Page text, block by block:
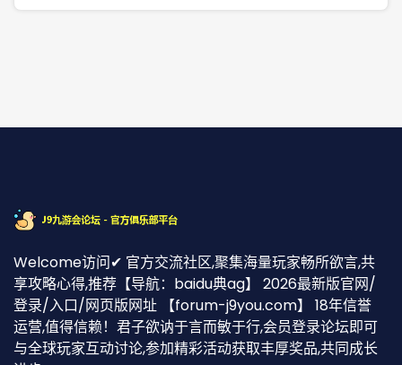
Welcome访问✔ 官方交流社区,聚集海量玩家畅所欲言,共
享攻略心得,推荐【导航：baidu典ag】 2026最新版官网/
登录/入口/网页版网址 【forum-j9you.com】 18年信誉
运营,值得信赖！君子欲讷于言而敏于行,会员登录论坛即可
与全球玩家互动讨论,参加精彩活动获取丰厚奖品,共同成长